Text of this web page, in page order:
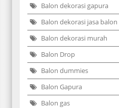
Balon dekorasi gapura
Balon dekorasi jasa balon
Balon dekorasi murah
Balon Drop
Balon dummies
Balon Gapura
Balon gas